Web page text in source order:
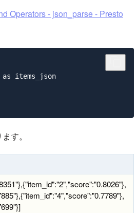
Operators - json_parse - Presto
as items_json
す。